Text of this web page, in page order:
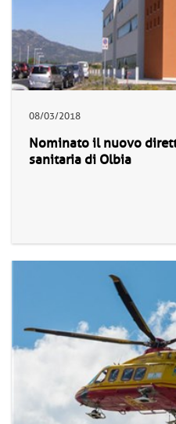
08/03/2018
Nominato il nuovo
sanitaria di Olbia